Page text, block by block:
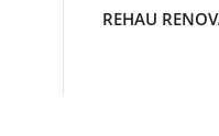
REHAU